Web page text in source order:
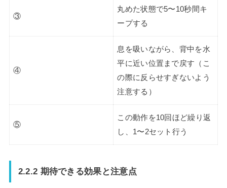
③
丸めた状態で5〜10秒間キ
ープする
④
息を吸いながら、背中を水
平に近い位置まで戻す（こ
の際に反らせすぎないよう
注意する）
⑤
この動作を10回ほど繰り返
し、1〜2セット行う
2.2.2 期待できる効果と注意点